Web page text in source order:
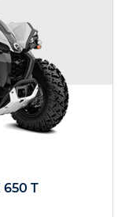
650 T